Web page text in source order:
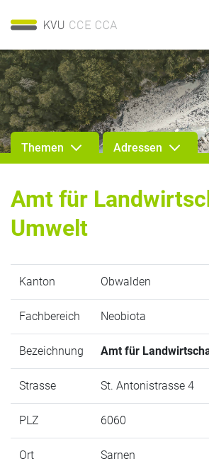
Themen Adressen
Amt für
Umwelt
Kanton Obwalden
Fachbereich Neobiota
Bezeichnung Amt für
Strasse St. Antonistrasse 4
PLZ 6060
Ort Sarnen